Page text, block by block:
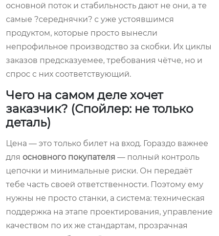
основной поток и стабильность дают не они, а те
самые ?середнячки? с уже устоявшимся
продуктом, которые просто вынесли
непрофильное производство за скобки. Их циклы
заказов предсказуемее, требования чётче, но и
спрос с них соответствующий.
Чего на самом деле хочет
заказчик? (Спойлер: не только
деталь)
Цена — это только билет на вход. Гораздо важнее
для основного покупателя — полный контроль
цепочки и минимальные риски. Он передаёт
тебе часть своей ответственности. Поэтому ему
нужны не просто станки, а система: техническая
поддержка на этапе проектирования, управление
качеством по их же стандартам, прозрачная